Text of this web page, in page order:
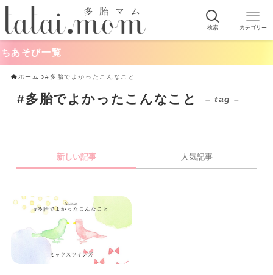
検索 カテゴリー
あそび一覧
ホーム #多胎でよかったこんなこと
#多胎でよかったこんなこと – tag –
新しい記事 人気記事